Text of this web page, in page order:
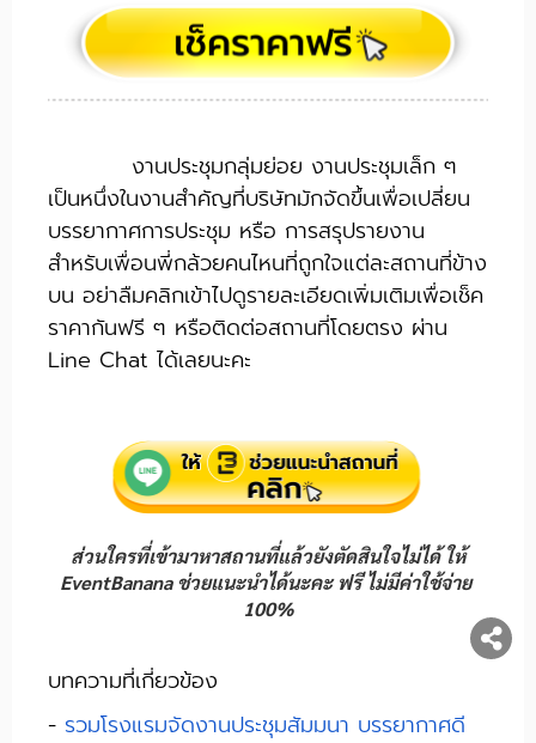
งานประชุมกลุ่มย่อย งานประชุมเล็ก ๆ
เป็นหนึ่งในงานสำคัญที่บริษัทมักจัดขึ้นเพื่อเปลี่ยน
บรรยากาศการประชุม หรือ การสรุปรายงาน
สำหรับเพื่อนพี่กล้วยคนไหนที่ถูกใจแต่ละสถานที่ข้าง
บน อย่าลืมคลิกเข้าไปดูรายละเอียดเพิ่มเติมเพื่อเช็ค
ราคากันฟรี ๆ หรือติดต่อสถานที่โดยตรง ผ่าน
Line Chat ได้เลยนะคะ
ส่วนใครที่เข้ามาหาสถานที่แล้วยังตัดสินใจไม่ได้ ให้
EventBanana ช่วยแนะนำได้นะคะ ฟรี ไม่มีค่าใช้จ่าย
100%
บทความที่เกี่ยวข้อง
- รวมโรงแรมจัดงานประชุมสัมมนา บรรยากาศดี